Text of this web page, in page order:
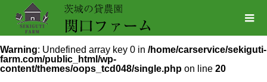
Warning: Undefined array key 0 in /home/carservice/sekiguti-
farm.com/public_html/wp-
content/themes/oops_tcd048/single.php on line 20